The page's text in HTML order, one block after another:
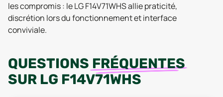
les compromis : le LG F14V71WHS allie praticité,
discrétion lors du fonctionnement et interface
conviviale.
QUESTIONS FRÉQUENTES
SUR LG F14V71WHS